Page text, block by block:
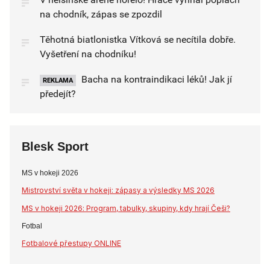
na chodník, zápas se zpozdil
Těhotná biatlonistka Vítková se necítila dobře.
Vyšetření na chodníku!
REKLAMA
Bacha na kontraindikaci léků! Jak jí
předejít?
Blesk Sport
MS v hokeji 2026
Mistrovství světa v hokeji: zápasy a výsledky MS 2026
MS v hokeji 2026: Program, tabulky, skupiny, kdy hrají Češi?
Fotbal
Fotbalové přestupy ONLINE